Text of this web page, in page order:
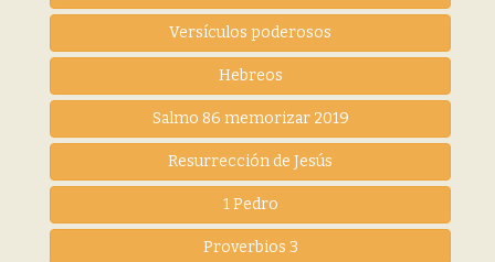
Versículos poderosos
Hebreos
Salmo 86 memorizar 2019
Resurrección de Jesús
1 Pedro
Proverbios 3